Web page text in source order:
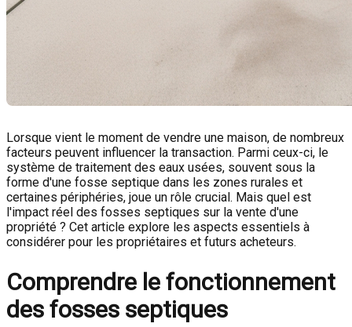
Lorsque vient le moment de vendre une maison, de nombreux
facteurs peuvent influencer la transaction. Parmi ceux-ci, le
système de traitement des eaux usées, souvent sous la
forme d'une fosse septique dans les zones rurales et
certaines périphéries, joue un rôle crucial. Mais quel est
l'impact réel des fosses septiques sur la vente d'une
propriété ? Cet article explore les aspects essentiels à
considérer pour les propriétaires et futurs acheteurs.
Comprendre le fonctionnement
des fosses septiques